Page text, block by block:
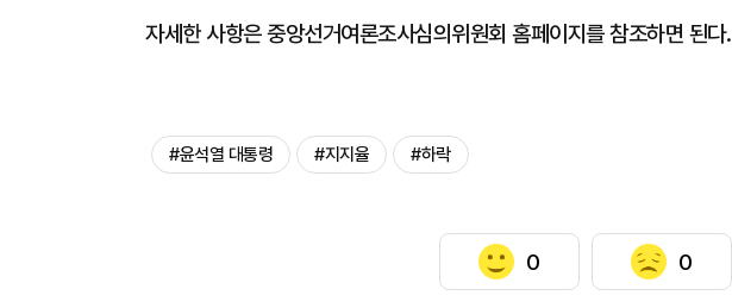
자세한 사항은 중앙선거여론조사심의위원회 홈페이지를 참조하면 된다.
#윤석열 대통령 #지지율 #하락
0 0